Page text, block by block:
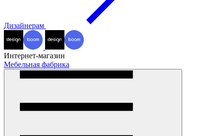
Дизайнерам
Интернет-магазин
Мебельная фабрика